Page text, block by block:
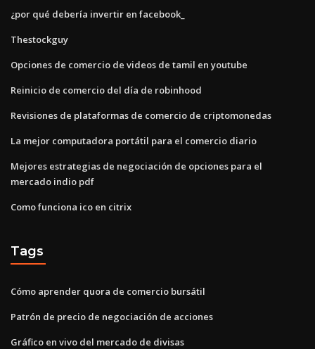
¿por qué debería invertir en facebook_
Thestockguy
Opciones de comercio de videos de tamil en youtube
Reinicio de comercio del día de robinhood
Revisiones de plataformas de comercio de criptomonedas
La mejor computadora portátil para el comercio diario
Mejores estrategias de negociación de opciones para el
mercado indio pdf
Como funciona ico en citrix
Tags
Cómo aprender quora de comercio bursátil
Patrón de precio de negociación de acciones
Gráfico en vivo del mercado de divisas